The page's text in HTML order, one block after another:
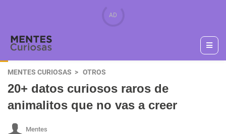
MENTES CURIOSAS OTROS
20+ datos curiosos raros de
animalitos que no vas a creer
Mentes